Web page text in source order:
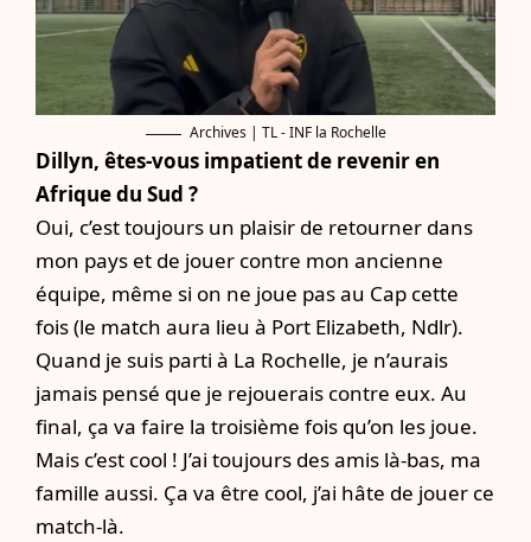
Archives | TL - INF la Rochelle
Dillyn, êtes-vous impatient de revenir en
Afrique du Sud ?
Oui, c’est toujours un plaisir de retourner dans
mon pays et de jouer contre mon ancienne
équipe, même si on ne joue pas au Cap cette
fois (le match aura lieu à Port Elizabeth, Ndlr).
Quand je suis parti à La Rochelle, je n’aurais
jamais pensé que je rejouerais contre eux. Au
final, ça va faire la troisième fois qu’on les joue.
Mais c’est cool ! J’ai toujours des amis là-bas, ma
famille aussi. Ça va être cool, j’ai hâte de jouer ce
match-là.